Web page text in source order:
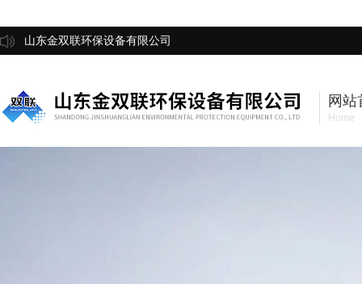
山东金双联环保设备有限公司
网站
Home